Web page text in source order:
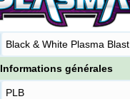
Black & White Plasma Blast
Informations générales
PLB